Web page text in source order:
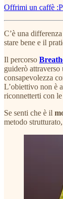
Offrimi un caffè :P
C’è una
stare bene e il
Il percorso
guiderò
consapevolezza
L’obiettivo non è
riconnetterti con le
Se senti che è il
metodo strutturato,